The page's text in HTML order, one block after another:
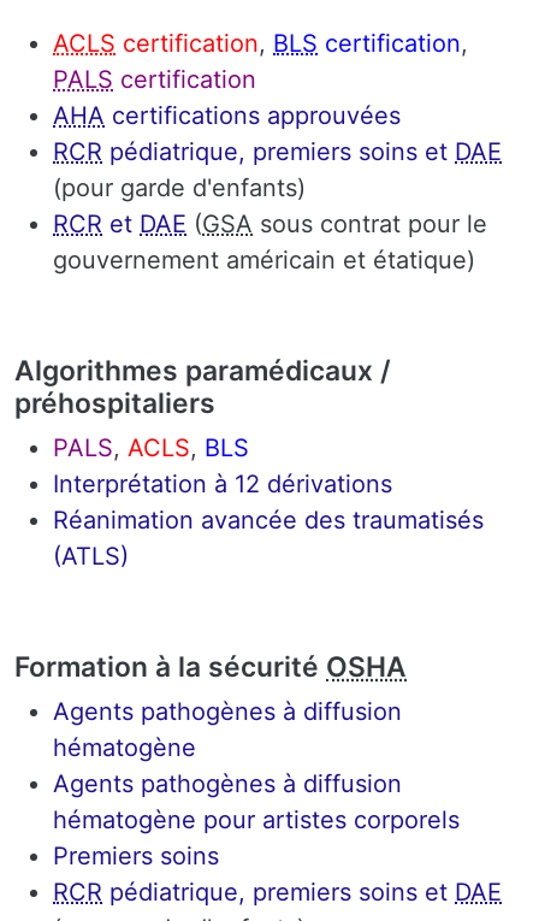
ACLS certification, BLS certification,
PALS certification
AHA certifications approuvées
RCR pédiatrique, premiers soins et DAE
(pour garde d'enfants)
RCR et DAE (GSA sous contrat pour le
gouvernement américain et étatique)
Algorithmes paramédicaux /
préhospitaliers
PALS, ACLS, BLS
Interprétation à 12 dérivations
Réanimation avancée des traumatisés
(ATLS)
Formation à la sécurité OSHA
Agents pathogènes à diffusion
hématogène
Agents pathogènes à diffusion
hématogène pour artistes corporels
Premiers soins
RCR pédiatrique, premiers soins et DAE